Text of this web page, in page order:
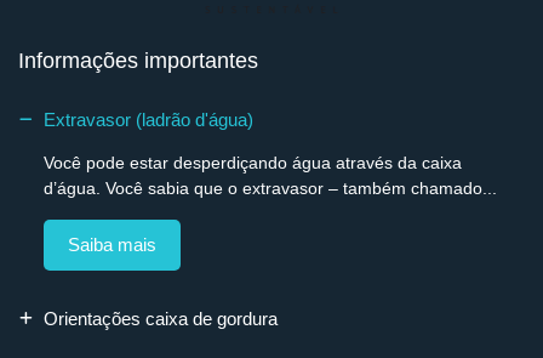
Informações importantes
Extravasor (ladrão d'água)
Você pode estar desperdiçando água através da caixa
d’água. Você sabia que o extravasor – também chamado...
Saiba mais
Orientações caixa de gordura